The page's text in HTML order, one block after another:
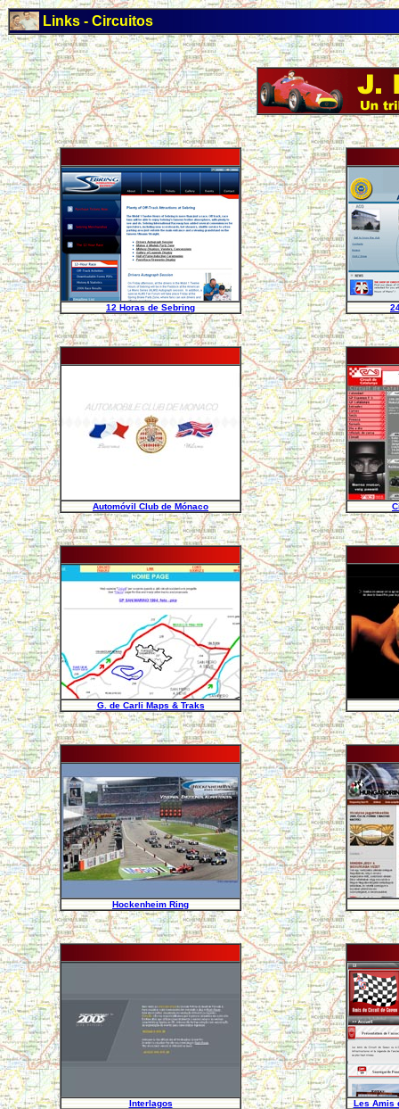
Links - Circuitos
12 Horas de Sebring
Automóvil Club de Mónaco
G. de Carli Maps & Traks
Hockenheim Ring
Interlagos Les Amis